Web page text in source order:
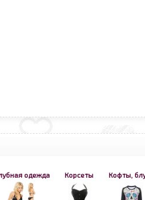
одежда Корсеты Кофты,